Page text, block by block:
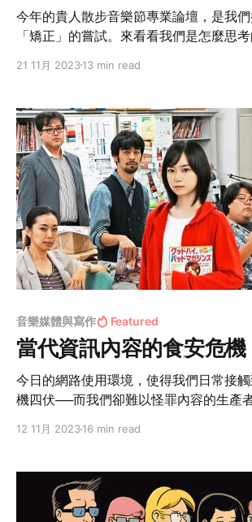
今年的貴人散步音樂節專業論壇，是我
「矯正」的嘗試。來看看我們是怎麼思考
21 11月 202313 min read
音樂媒體與寫作 Featured
當代資訊內容的食安危機
今日的網路使用環境，使得我們日常接
機四伏──而我們卻難以怪罪內容的生產
12 11月 202316 min read